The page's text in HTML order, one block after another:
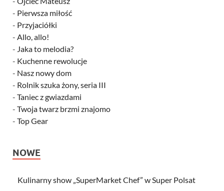
- Pierwsza miłość
- Przyjaciółki
- Allo, allo!
- Jaka to melodia?
- Kuchenne rewolucje
- Nasz nowy dom
- Rolnik szuka żony, seria III
- Taniec z gwiazdami
- Twoja twarz brzmi znajomo
- Top Gear
NOWE
Kulinarny show „SuperMarket Chef” w Super Polsat